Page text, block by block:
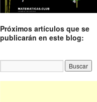
Próximos artículos que se
publicarán en este blog: